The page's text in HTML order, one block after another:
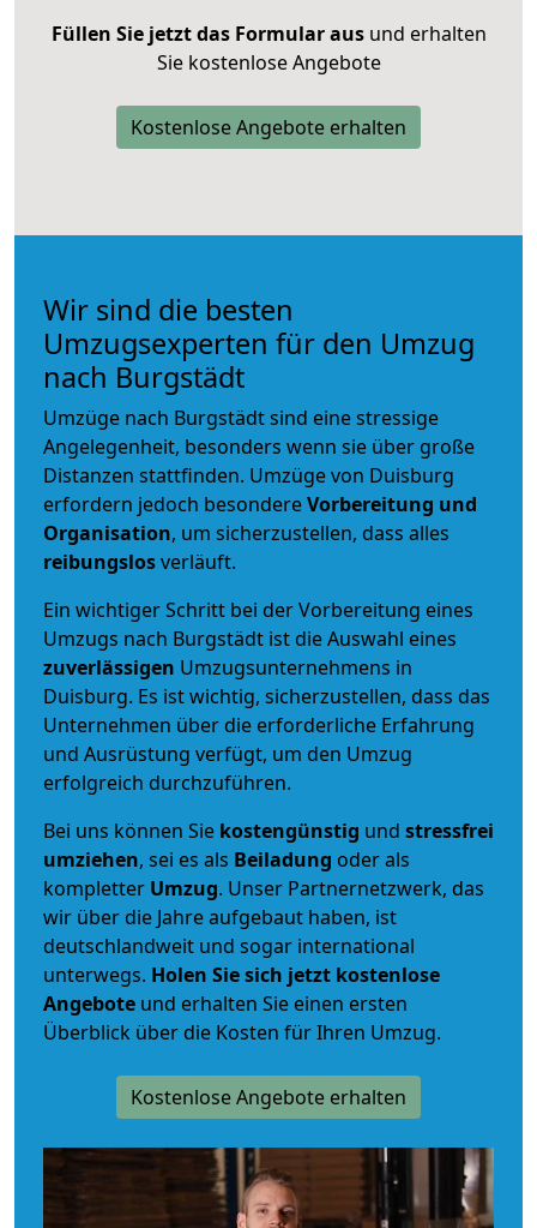
Füllen Sie jetzt das Formular ausund erhalten
Sie kostenlose Angebote
Kostenlose Angebote erhalten
Wir sind die besten
Umzugsexperten für den Umzug
nach Burgstädt
Umzüge nach Burgstädt sind eine stressige
Angelegenheit, besonders wenn sie über große
Distanzen stattfinden. Umzüge von Duisburg
erfordern jedoch besondereVorbereitung und
Organisation, um sicherzustellen, dass alles
reibungslosverläuft.
Ein wichtiger Schritt bei der Vorbereitung eines
Umzugs nach Burgstädt ist die Auswahl eines
zuverlässigen Umzugsunternehmens in
Duisburg. Es ist wichtig, sicherzustellen, dass das
Unternehmen über die erforderliche Erfahrung
und Ausrüstung verfügt, um den Umzug
erfolgreich durchzuführen.
Bei uns können Sie kostengünstig und stressfrei
umziehen, sei es als Beiladung oder als
kompletter Umzug. Unser Partnernetzwerk, das
wir über die Jahre aufgebaut haben, ist
deutschlandweit und sogar international
unterwegs. Holen Sie sich jetzt kostenlose
Angebote und erhalten Sie einen ersten
Überblick über die Kosten für Ihren Umzug.
Kostenlose Angebote erhalten